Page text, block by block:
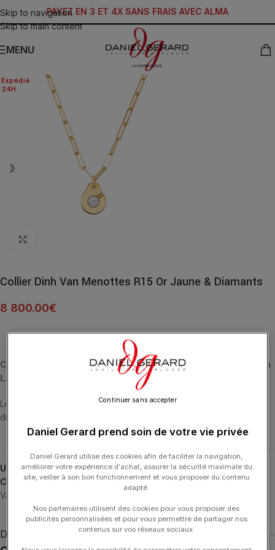
Skip to navigation
Skip to main content
PAYEZ EN 3 ET 4X SANS FRAIS AVEC ALMA
MENU
24H
Expédié
Collier Dinh Van Menottes R15 Or Jaune & Diamants
8 800.00€
Collier Menottes dinh van R15 en or jaune sur chaîne dinh van
L.
Le motif phare se déploie en solo, accueillant en son centre un
diamant sublimé comme suspendu.
UGS :667211
Catégories : 24H-DINHVAN, Bijoux Noël, Colliers, Colliers, DINH
VAN
Description
Daniel Gerard prend soin de votre vie privée
Daniel Gerard utilise des cookies afin de faciliter la navigation,
améliorer votre expérience d'achat, assurer la sécurité maximale du
site, veiller à son bon fonctionnement et vous proposer du contenu
adapté.
Nos partenaires utilisent des cookies pour vous proposer des
publicités personnalisées et pour vous permettre de partager nos
contenus sur vos réseaux sociaux.
Continuer sans accepter